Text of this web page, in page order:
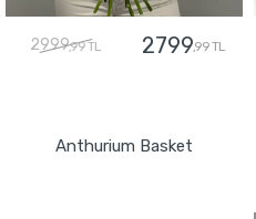
2999,99 TL 2799,99 TL
Anthurium Basket